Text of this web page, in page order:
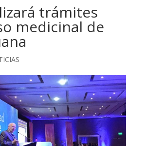
trámites
medicinal de